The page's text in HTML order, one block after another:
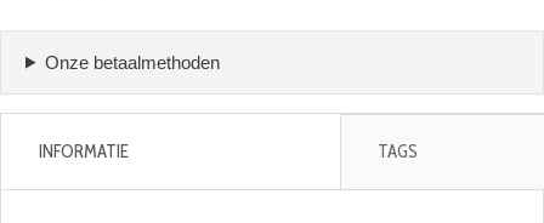
Onze betaalmethoden
INFORMATIE TAGS